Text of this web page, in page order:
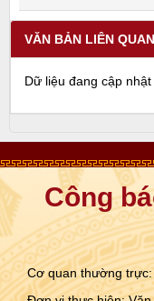
VĂN BẢN LIÊN QUAN
Dữ liệu đang cập nhật
Công
Cơ quan thường